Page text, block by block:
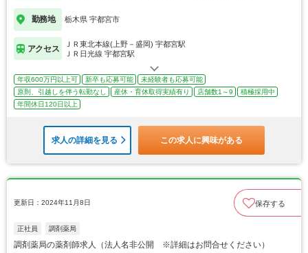
勤務地 栃木県 宇都宮市
アクセス
ＪＲ東北本線(上野－盛岡) 宇都宮駅
ＪＲ日光線 宇都宮駅
年収600万円以上可 新卒も応募可能
未経験者も応募可能
原則、引越しを伴う転勤なし
産休・育休取得実績有り 店舗数1～9
積極採用中
年間休日120日以上
求人の詳細を見る この求人に興味がある
更新日：2024年11月8日 保存する
正社員 調剤薬局
調剤薬局の薬剤師求人（法人名非公開 ※詳細はお問合せください）